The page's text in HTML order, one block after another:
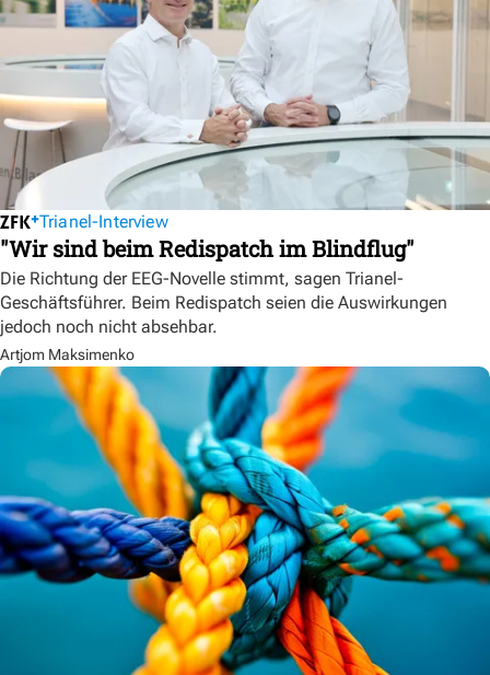
Trianel-Interview
"Wir sind beim Redispatch im Blindflug"
Die Richtung der EEG-Novelle stimmt, sagen Trianel-
Geschäftsführer. Beim Redispatch seien die Auswirkungen
jedoch noch nicht absehbar.
Artjom Maksimenko